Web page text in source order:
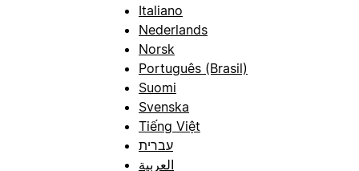
Italiano
Nederlands
Norsk
Português (Brasil)
Suomi
Svenska
Tiếng Việt
עברית
العربية